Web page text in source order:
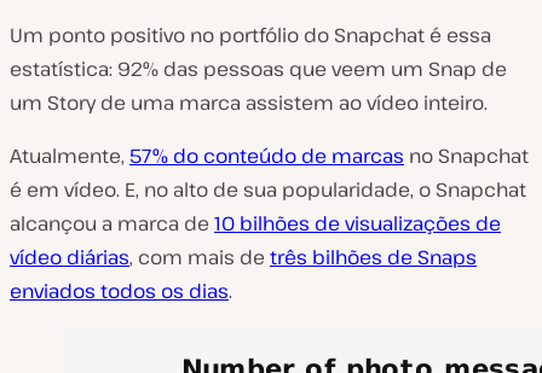
Um ponto positivo no portfólio do Snapchat é essa
estatística: 92% das pessoas que veem um Snap de
um Story de uma marca assistem ao vídeo inteiro.
Atualmente, 57% do conteúdo de marcas no Snapchat
é em vídeo. E, no alto de sua popularidade, o Snapchat
alcançou a marca de 10 bilhões de visualizações de
vídeo diárias, com mais de três bilhões de Snaps
enviados todos os dias.